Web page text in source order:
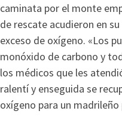
caminata por el monte
de rescate acudieron en
exceso de oxígeno. «Los
monóxido de carbono y
los médicos que les
ralentí y enseguida se
oxígeno para un